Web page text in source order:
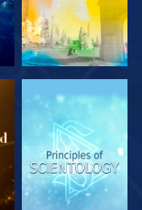
ESPLORA LE
SERIE